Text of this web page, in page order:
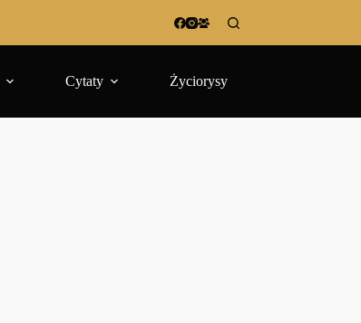
Cytaty Życiorysy